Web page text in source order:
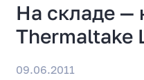
На складе —
Thermaltake
09.06.2011